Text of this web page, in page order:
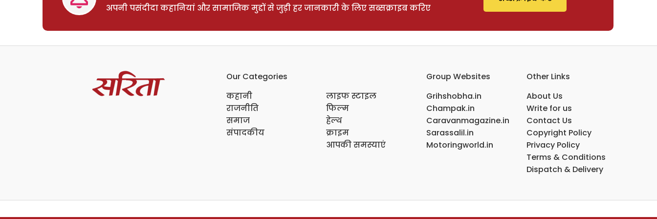
अपनी पसंदीदा कहानियां और सामाजिक मुद्दों से जुड़ी हर जानकारी के लिए सब्सक्राइब करिए
Our Categories
कहानी
राजनीति
समाज
संपादकीय
लाइफ स्टाइल
फिल्म
हेल्थ
क्राइम
आपकी समस्याएं
Group Websites
Grihshobha.in
Champak.in
Caravanmagazine.in
Sarassalil.in
Motoringworld.in
Other Links
About Us
Write for us
Contact Us
Copyright Policy
Privacy Policy
Terms & Conditions
Dispatch & Delivery